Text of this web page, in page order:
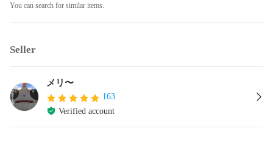
You can search for similar items.
Seller
メリ〜
163
Verified account